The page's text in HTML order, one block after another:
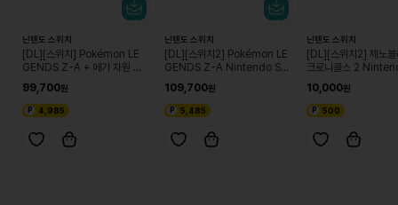
닌텐도 스위치
[DL][스위치] Pokémon LE
GENDS Z-A + 메가 차원 러
99,700
4,985
닌텐도 스위치
[DL][스위치2] Pokémon LE
GENDS Z-A Nintendo Sw
러시 세트
109,700
5,485
닌텐도 스위치
[DL][스위치2] 제노블
크로니클스 2
스
10,000
500